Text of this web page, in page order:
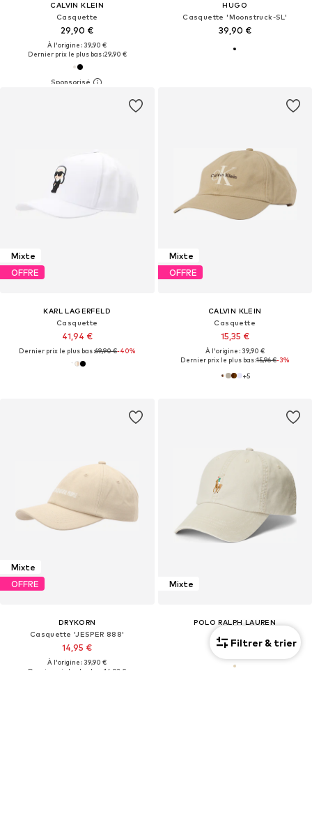
CALVIN KLEIN
Casquette
29,90 €
À l'origine : 39,90 €
Dernier prix le plus bas :29,90 €
HUGO
Casquette 'Moonstruck-SL'
39,90 €
Mixte
OFFRE
KARL LAGERFELD
Casquette
41,94 €
Dernier prix le plus bas :69,90 €-40%
Mixte
OFFRE
CALVIN KLEIN
Casquette
15,35 €
À l'origine : 39,90 €
Dernier prix le plus bas :15,96 €-3%
+5
Mixte
OFFRE
DRYKORN
Casquette 'JESPER 888'
14,95 €
À l'origine : 39,90 €
Dernier prix le plus bas :14,93 €
Mixte
POLO RALPH LAUREN
85,00 €
Filtrer & trier